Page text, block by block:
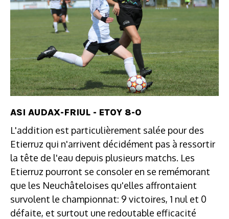
ASI AUDAX-FRIUL - ETOY 8-0
L'addition est particulièrement salée pour des
Etierruz qui n'arrivent décidément pas à ressortir
la tête de l'eau depuis plusieurs matchs. Les
Etierruz pourront se consoler en se remémorant
que les Neuchâteloises qu'elles affrontaient
survolent le championnat: 9 victoires, 1 nul et 0
défaite, et surtout une redoutable efficacité